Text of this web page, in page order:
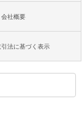
会社概要
法に基づく表示